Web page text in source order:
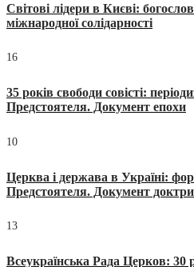
Світові лідери в Києві:
міжнародної солідарності
16
35 років свободи совісті:
Предстоятеля. Документ епохи
10
Церква і держава в Україні:
Предстоятеля. Документ
13
Всеукраїнська Рада Церков: 30